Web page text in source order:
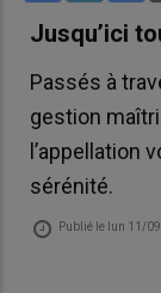
Jusqu’ici
Passés à
gestion
l’appellation
sérénité.
Publié le lun 11/